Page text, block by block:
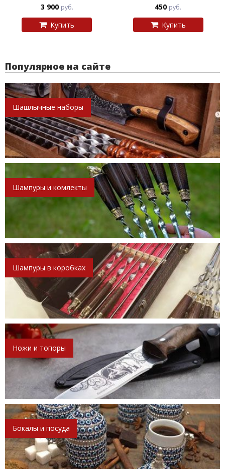
3 900 руб.
Купить
450 руб.
Купить
Популярное на сайте
Шашлычные наборы
Шампуры и комлекты
Шампуры в коробках
Ножи и топоры
Бокалы и посуда